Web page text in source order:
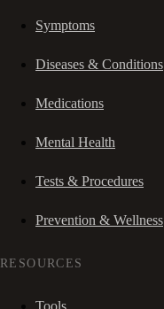
Symptoms
Diseases & Conditions
Medications
Mental Health
Tests & Procedures
Prevention & Wellness
RESOURCES
Tools